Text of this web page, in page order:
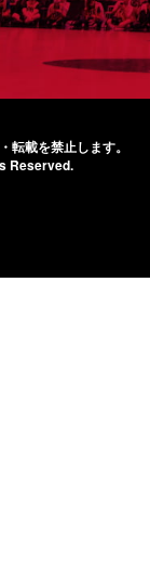
転載を禁止します。
Reserved.